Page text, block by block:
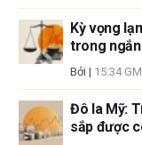
Kỳ vọng
trong
Bởi | 15:34
Đô la Mỹ:
sắp được